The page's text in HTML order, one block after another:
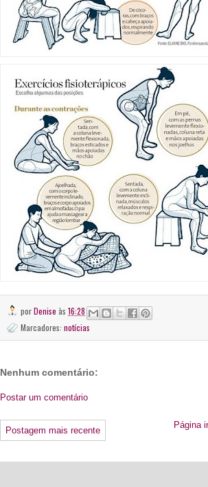
porDenise às 16:28
Marcadores: notícias
Nenhum comentário:
Postar um comentário
Postagem mais recente
Página